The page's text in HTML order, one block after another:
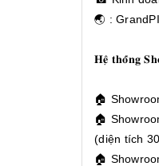
🌏 :
𝐇𝐞̣̂ 𝐭𝐡𝐨̂́𝐧𝐠
🏠
🏠
(diện tích
🏠